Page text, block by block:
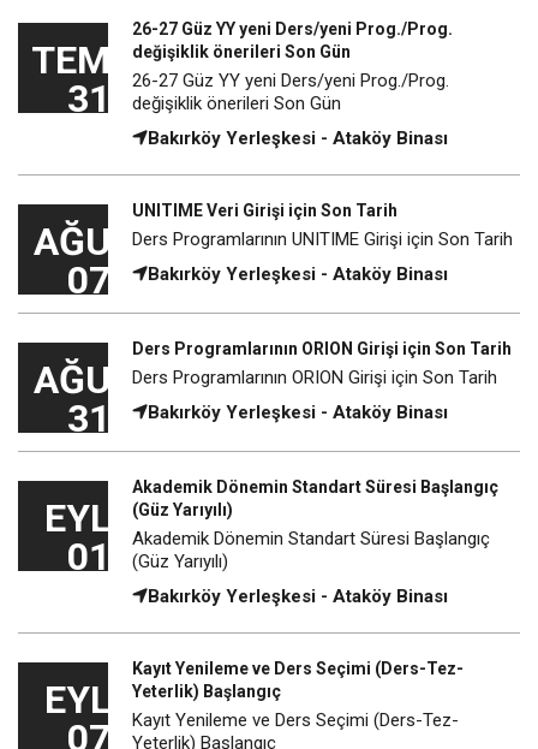
TEM
31
26-27 Güz YY yeni Ders/yeni Prog./Prog.
değişiklik önerileri Son Gün
26-27 Güz YY yeni Ders/yeni Prog./Prog.
değişiklik önerileri Son Gün
Bakırköy Yerleşkesi - Ataköy Binası
AĞU
07
UNITIME Veri Girişi için Son Tarih
Ders Programlarının UNITIME Girişi için Son Tarih
Bakırköy Yerleşkesi - Ataköy Binası
AĞU
31
Ders Programlarının ORION Girişi için Son Tarih
Ders Programlarının ORION Girişi için Son Tarih
Bakırköy Yerleşkesi - Ataköy Binası
EYL
01
Akademik Dönemin Standart Süresi Başlangıç
(Güz Yarıyılı)
Akademik Dönemin Standart Süresi Başlangıç
(Güz Yarıyılı)
Bakırköy Yerleşkesi - Ataköy Binası
EYL
07
Kayıt Yenileme ve Ders Seçimi (Ders-Tez-
Yeterlik) Başlangıç
Kayıt Yenileme ve Ders Seçimi (Ders-Tez-
Yeterlik) Başlangıç